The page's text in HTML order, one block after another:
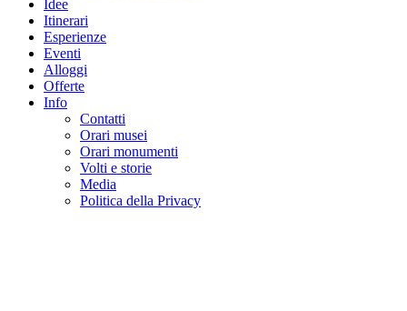
Idee
Itinerari
Esperienze
Eventi
Alloggi
Offerte
Info
Contatti
Orari musei
Orari monumenti
Volti e storie
Media
Politica della Privacy